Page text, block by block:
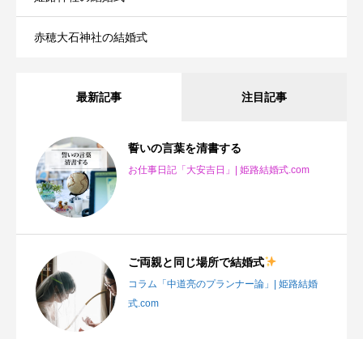
赤穂大石神社の結婚式
最新記事 注目記事
誓いの言葉を清書する
お仕事日記「大安吉日」| 姫路結婚式.com
ご両親と同じ場所で結婚式
コラム「中道亮のプランナー論」| 姫路結婚
式.com